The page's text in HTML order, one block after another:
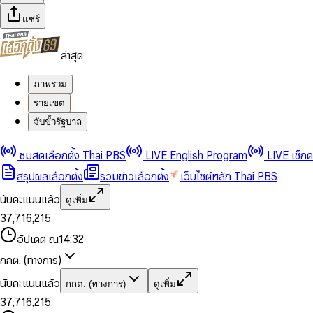
แชร์
ล่าสุด
ภาพรวม
รายเขต
จับขั้วรัฐบาล
ชมสดเลือกตั้ง Thai PBS LIVE English Program
LIVE เช็ก
สรุปผลเลือกตั้ง
รวมข่าวเลือกตั้ง
เว็บไซต์หลัก Thai PBS
นับคะแนนแล้ว
ดูเพิ่ม
0
1
2
3
4
5
6
8
9
2
3
4
5
6
7
8
9
,
0
2
4
6
7
8
9
0
1
2
3
4
5
6
7
8
1
3
5
6
7
8
9
,
1
2
4
5
7
8
9
0
1
3
4
6
7
8
0
2
3
4
5
7
8
อัปเดต ณ14:32
กกต. (ทางการ)
นับคะแนนแล้ว
กกต. (ทางการ) ดูเพิ่ม
0
1
2
3
0
1
2
4
5
6
7,
0
1
2
4
6
7
0
1
0
1
3
5
6,
1
2
0
1
0
2
3
4
5